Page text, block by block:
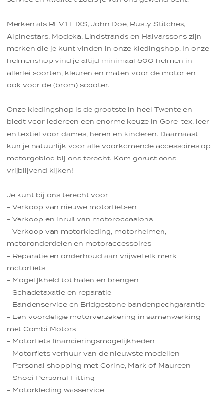
Merken als REV’IT, IXS, John Doe, Rusty Stitches,
Alpinestars, Modeka, Lindstrands en Halvarssons zijn
merken die je kunt vinden in onze kledingshop. In onze
helmenshop vind je altijd minimaal 500 helmen in
allerlei soorten, kleuren en maten voor de motor en
ook voor de (brom) scooter.
Onze kledingshop is de grootste in heel Twente en
biedt voor iedereen een enorme keuze in Gore-tex, leer
en textiel voor dames, heren en kinderen. Daarnaast
kun je natuurlijk voor alle voorkomende accessoires op
motorgebied bij ons terecht. Kom gerust eens
vrijblijvend kijken!
Je kunt bij ons terecht voor:
- Verkoop van nieuwe motorfietsen
- Verkoop en inruil van motoroccasions
- Verkoop van motorkleding, motorhelmen,
motoronderdelen en motoraccessoires
- Reparatie en onderhoud aan vrijwel elk merk
motorfiets
- Mogelijkheid tot halen en brengen
- Schadetaxatie en reparatie
- Bandenservice en Bridgestone bandenpechgarantie
- Een voordelige motorverzekering in samenwerking
met Combi Motors
- Motorfiets financieringsmogelijkheden
- Motorfiets verhuur van de nieuwste modellen
- Personal shopping met Corine, Mark of Maureen
- Shoei Personal Fitting
- Motorkleding wasservice